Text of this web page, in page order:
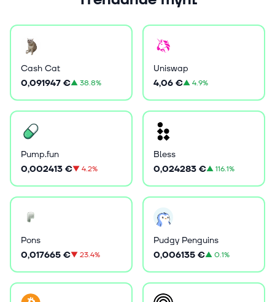
Cash Cat
0,091947 €▲38.8%
Uniswap
4,06 €▲4.9%
Pump.fun
0,002413 €▼4.2%
Bless
0,024283 €▲116.1%
Pons
0,017665 €▼23.4%
Pudgy Penguins
0,006135 €▲0.1%